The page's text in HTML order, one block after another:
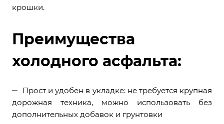
крошки.
Преимущества
холодного асфальта:
Прост и удобен в укладке: не требуется крупная
дорожная техника, можно использовать без
дополнительных добавок и грунтовки